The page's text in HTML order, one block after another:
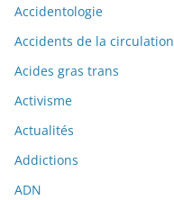
Accidentologie
Accidents de la circulation
Acides gras trans
Activisme
Actualités
Addictions
ADN